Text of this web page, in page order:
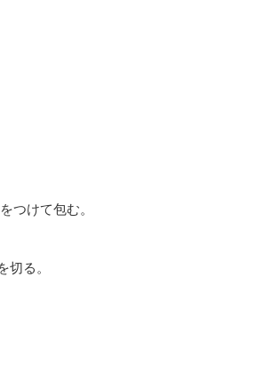
けて包む。
切る。